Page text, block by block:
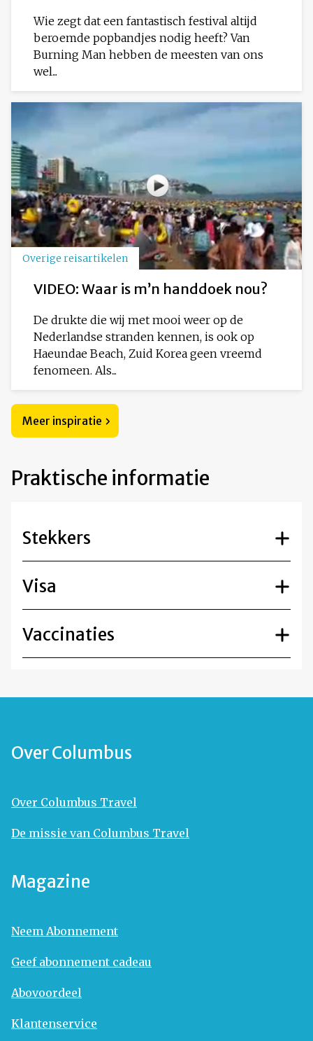
Wie zegt dat een fantastisch festival altijd
beroemde popbandjes nodig heeft? Van
Burning Man hebben de meesten van ons
wel...
Overige reisartikelen
VIDEO: Waar is m’n handdoek nou?
De drukte die wij met mooi weer op de
Nederlandse stranden kennen, is ook op
Haeundae Beach, Zuid Korea geen vreemd
fenomeen. Als...
Meer inspiratie
Praktische informatie
Stekkers
Visa
Vaccinaties
Over Columbus
Over Columbus Travel
De missie van Columbus Travel
Magazine
Neem Abonnement
Geef abonnement cadeau
Abovoordeel
Klantenservice